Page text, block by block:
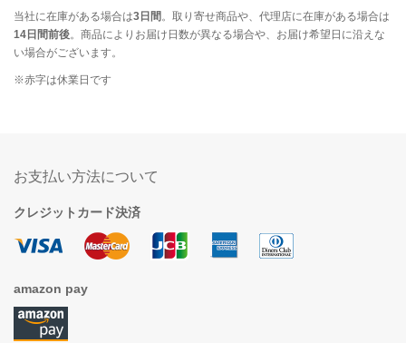
当社に在庫がある場合は3日間。取り寄せ商品や、代理店に在庫がある場合は
14日間前後。商品によりお届け日数が異なる場合や、お届け希望日に沿えな
い場合がございます。
※赤字は休業日です
お支払い方法について
クレジットカード決済
amazon pay